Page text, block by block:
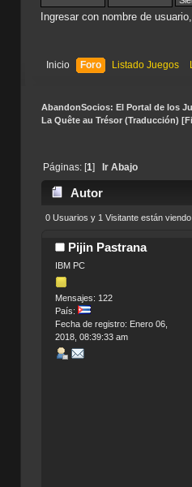
Ingresar con nombre de
Inicio Foro Listado Juegos
AbandonSocios: El Portal de los
La Quête au Trésor (Traducción)
Páginas: [1] Ir Abajo
Autor
0 Usuarios y 1 Visitante están viendo
Pijin Pastrana
IBM PC
Mensajes: 122
País:
Fecha de registro: Enero 06,
2018, 08:39:33 am